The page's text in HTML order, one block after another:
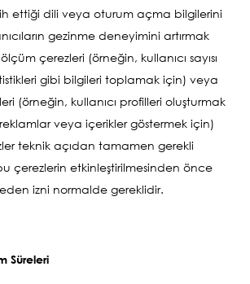
ettiği dili veya oturum açma bilgilerini
gezinme deneyimini artırmak
çerezleri (örneğin, kullanıcı sayısı
gibi bilgileri toplamak için) veya
(örneğin, kullanıcı profilleri oluşturmak
reklamlar veya içerikler göstermek için)
teknik açıdan tamamen gerekli
çerezlerin etkinleştirilmesinden önce
izni normalde gereklidir.
Süreleri